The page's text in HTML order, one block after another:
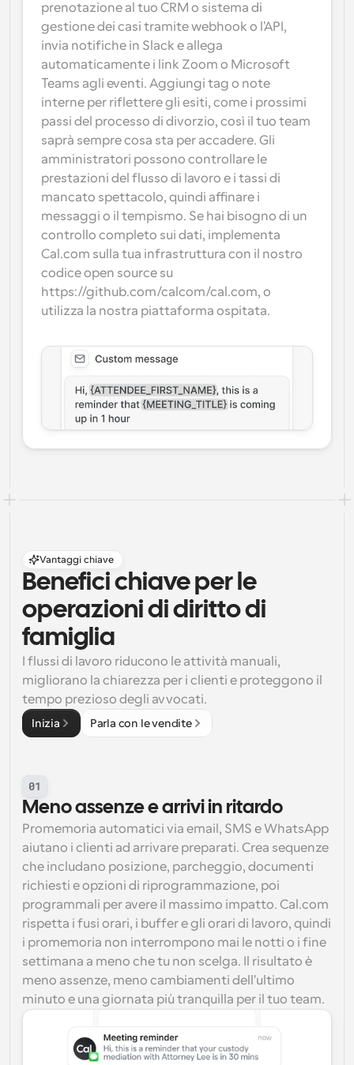
prenotazione al tuo CRM o sistema di
gestione dei casi tramite webhook o l'API,
invia notifiche in Slack e allega
automaticamente i link Zoom o Microsoft
Teams agli eventi. Aggiungi tag o note
interne per riflettere gli esiti, come i prossimi
passi del processo di divorzio, così il tuo team
saprà sempre cosa sta per accadere. Gli
amministratori possono controllare le
prestazioni del flusso di lavoro e i tassi di
mancato spettacolo, quindi affinare i
messaggi o il tempismo. Se hai bisogno di un
controllo completo sui dati, implementa
Cal.com sulla tua infrastruttura con il nostro
codice open source su
https://github.com/calcom/cal.com, o
utilizza la nostra piattaforma ospitata.
Vantaggi chiave
Benefici chiave per le
operazioni di diritto di
famiglia
I flussi di lavoro riducono le attività manuali,
migliorano la chiarezza per i clienti e proteggono il
tempo prezioso degli avvocati.
Inizia Parla con le vendite
01
Meno assenze e arrivi in ritardo
Promemoria automatici via email, SMS e WhatsApp
aiutano i clienti ad arrivare preparati. Crea sequenze
che includano posizione, parcheggio, documenti
richiesti e opzioni di riprogrammazione, poi
programmali per avere il massimo impatto. Cal.com
rispetta i fusi orari, i buffer e gli orari di lavoro, quindi
i promemoria non interrompono mai le notti o i fine
settimana a meno che tu non scelga. Il risultato è
meno assenze, meno cambiamenti dell'ultimo
minuto e una giornata più tranquilla per il tuo team.